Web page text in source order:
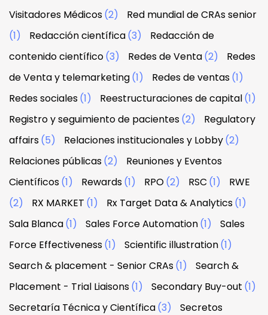
Visitadores Médicos(2)
Red mundial de CRAs senior
(1)
Redacción científica(3)
Redacción de
contenido científico(3) Redes de Venta(2)
Redes
de Venta y telemarketing(1) Redes de ventas(1)
Redes sociales(1) Reestructuraciones de capital(1)
Registro y seguimiento de pacientes(2)
Regulatory
affairs(5) Relaciones institucionales y Lobby(2)
Relaciones públicas(2)
Reuniones y Eventos
Científicos(1) Rewards(1) RPO(2) RSC (1)
RWE
(2)
RX MARKET (1) Rx Target Data & Analytics(1)
Sala Blanca(1) Sales Force Automation(1)
Sales
Force Effectiveness(1) Scientific illustration(1)
Search & placement - Senior CRAs(1)
Search &
Placement - Trial Liaisons(1) Secondary Buy-out (1)
Secretaría Técnica y Científica(3)
Secretos